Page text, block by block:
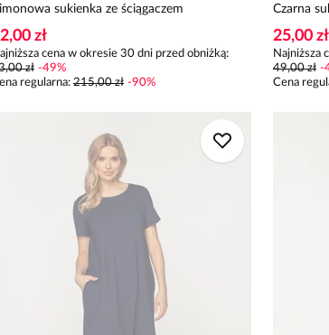
sukienka ze ściągaczem
zł
cena w okresie 30 dni przed obniżką:
zł -49%
regularna: 215,00 zł -90%
Czarna
25,00 zł
Najniższa
49,00 zł -
Cena